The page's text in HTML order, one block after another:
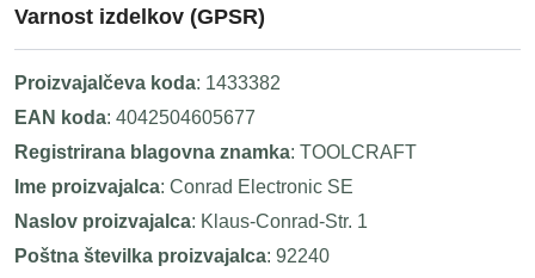
Varnost izdelkov (GPSR)
Proizvajalčeva koda: 1433382
EAN koda: 4042504605677
Registrirana blagovna znamka: TOOLCRAFT
Ime proizvajalca: Conrad Electronic SE
Naslov proizvajalca: Klaus-Conrad-Str. 1
Poštna številka proizvajalca: 92240